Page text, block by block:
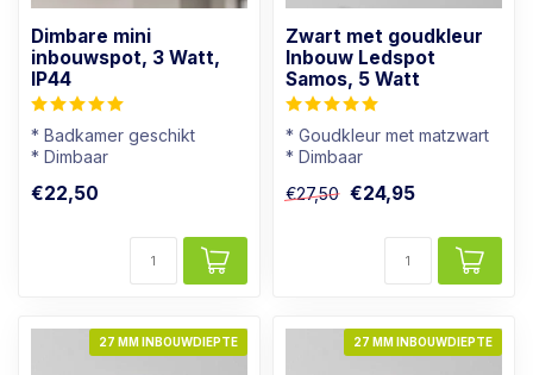
Dimbare mini
inbouwspot, 3 Watt,
IP44
* Badkamer geschikt
* Dimbaar
* Wit armatuur
€22,50
Zwart met goudkleur
Inbouw Ledspot
Samos, 5 Watt
* Goudkleur met matzwart
* Dimbaar
* Moderne uitstraling
€27,50 €24,95
27 MM INBOUWDIEPTE 27 MM INBOUWDIEPTE